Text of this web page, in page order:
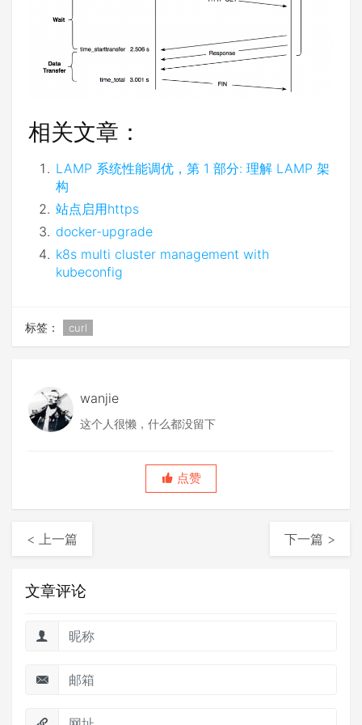
相关文章：
LAMP 系统性能调优，第 1 部分: 理解 LAMP 架
构
站点启用https
docker-upgrade
k8s multi cluster management with
kubeconfig
标签： curl
wanjie
这个人很懒，什么都没留下
点赞
< 上一篇 下一篇 >
文章评论